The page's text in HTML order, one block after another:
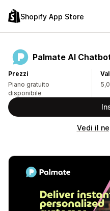
Shopify App Store
Palmate AI
Prezzi
Piano gratuito
disponibile
5,0
Vedi il